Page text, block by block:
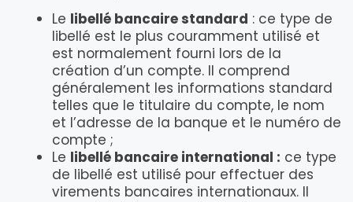
Le libellé bancaire standard : ce type de
libellé est le plus couramment utilisé et
est normalement fourni lors de la
création d’un compte. Il comprend
généralement les informations standard
telles que le titulaire du compte, le nom
et l’adresse de la banque et le numéro de
compte ;
Le libellé bancaire international : ce type
de libellé est utilisé pour effectuer des
virements bancaires internationaux. Il